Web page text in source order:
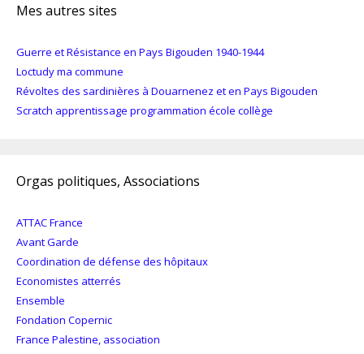
Mes autres sites
Guerre et Résistance en Pays Bigouden 1940-1944
Loctudy ma commune
Révoltes des sardinières à Douarnenez et en Pays Bigouden
Scratch apprentissage programmation école collège
Orgas politiques, Associations
ATTAC France
Avant Garde
Coordination de défense des hôpitaux
Economistes atterrés
Ensemble
Fondation Copernic
France Palestine, association